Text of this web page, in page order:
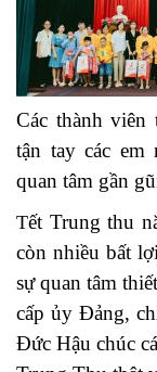
Các thành viên
tận tay các em
quan tâm gần
Tết Trung thu
còn nhiều bất
sự quan tâm
cấp ủy Đảng,
Đức Hậu chúc